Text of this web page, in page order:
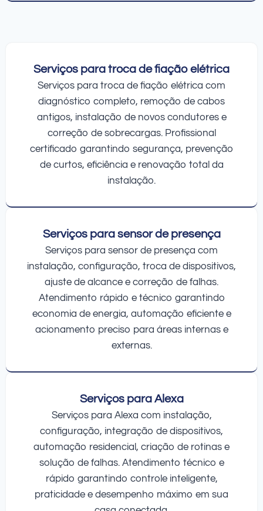
Serviços para troca de fiação elétrica
Serviços para troca de fiação elétrica com
diagnóstico completo, remoção de cabos
antigos, instalação de novos condutores e
correção de sobrecargas. Profissional
certificado garantindo segurança, prevenção
de curtos, eficiência e renovação total da
instalação.
Serviços para sensor de presença
Serviços para sensor de presença com
instalação, configuração, troca de dispositivos,
ajuste de alcance e correção de falhas.
Atendimento rápido e técnico garantindo
economia de energia, automação eficiente e
acionamento preciso para áreas internas e
externas.
Serviços para Alexa
Serviços para Alexa com instalação,
configuração, integração de dispositivos,
automação residencial, criação de rotinas e
solução de falhas. Atendimento técnico e
rápido garantindo controle inteligente,
praticidade e desempenho máximo em sua